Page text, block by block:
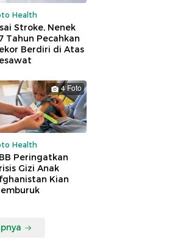
Health
Stroke, Nenek
Tahun Pecahkan
Berdiri di Atas
4 Foto
Health
Peringatkan
Gizi Anak
Kian